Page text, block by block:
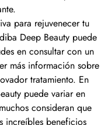
para rejuvenecer tu
Deep Beauty puede
en consultar con un
más información sobre
tratamiento. En
puede variar en
consideran que
increíbles beneficios